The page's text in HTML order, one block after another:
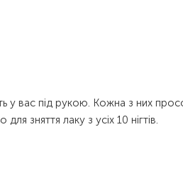
у вас під рукою. Кожна з них
зняття лаку з усіх 10 нігтів.